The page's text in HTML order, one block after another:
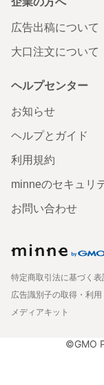
広告出稿について
大口注文について
ヘルプセンター
お知らせ
ヘルプとガイド
利用規約
minneのセキュリ
お問い合わせ
特定商取引法に基づく表
広告識別子の取得・利用
メディアキット
©GMO